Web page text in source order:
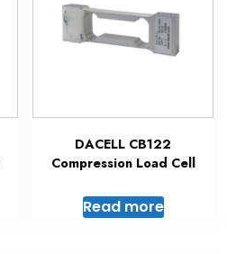
DACELL CB122
Compression Load Cell
Read more